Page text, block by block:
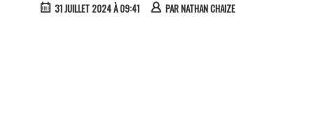
31 JUILLET 2024 À 09:41 PARNATHAN CHAIZE